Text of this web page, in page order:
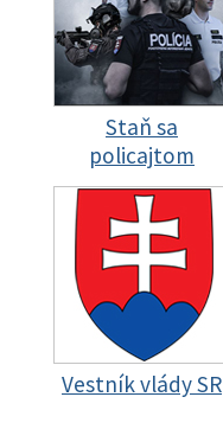
Staň sa
policajtom
Vestník vlády SR